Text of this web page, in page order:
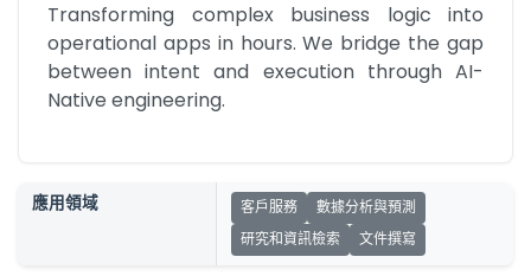
Transforming complex business logic into
operational apps in hours. We bridge the gap
between intent and execution through AI-
Native engineering.
應用領域 客戶服務
數據分析與預測
研究和資訊檢索
文件撰寫